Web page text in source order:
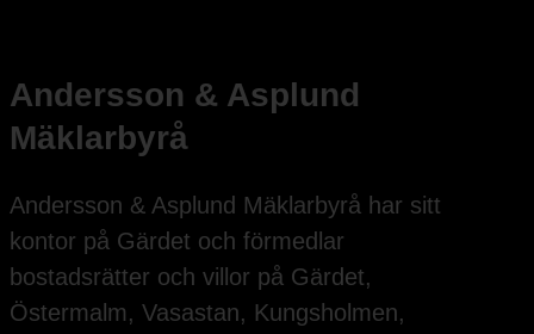
Andersson & Asplund
Mäklarbyrå
Andersson & Asplund Mäklarbyrå har sitt
kontor på Gärdet och förmedlar
bostadsrätter och villor på Gärdet,
Östermalm, Vasastan, Kungsholmen,